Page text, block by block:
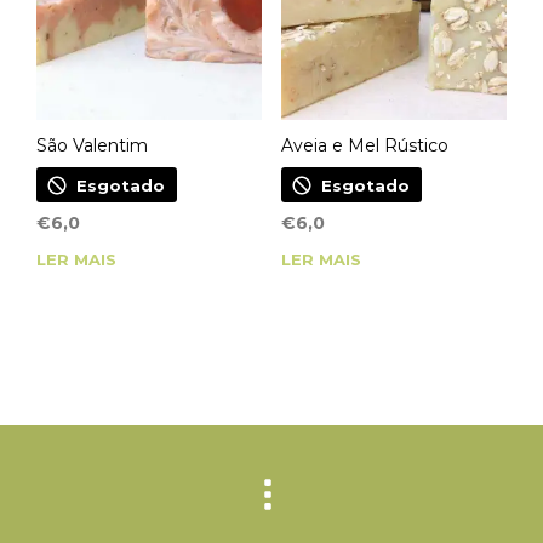
São Valentim
Esgotado
€6,0
LER MAIS
Aveia e Mel Rústico
Esgotado
€6,0
LER MAIS